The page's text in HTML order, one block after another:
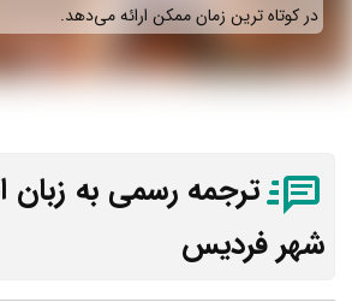
در کوتاه ترین زمان ممکن ارائه می‌دهد.
ترجمه رسمی به زبان
شهر فردیس